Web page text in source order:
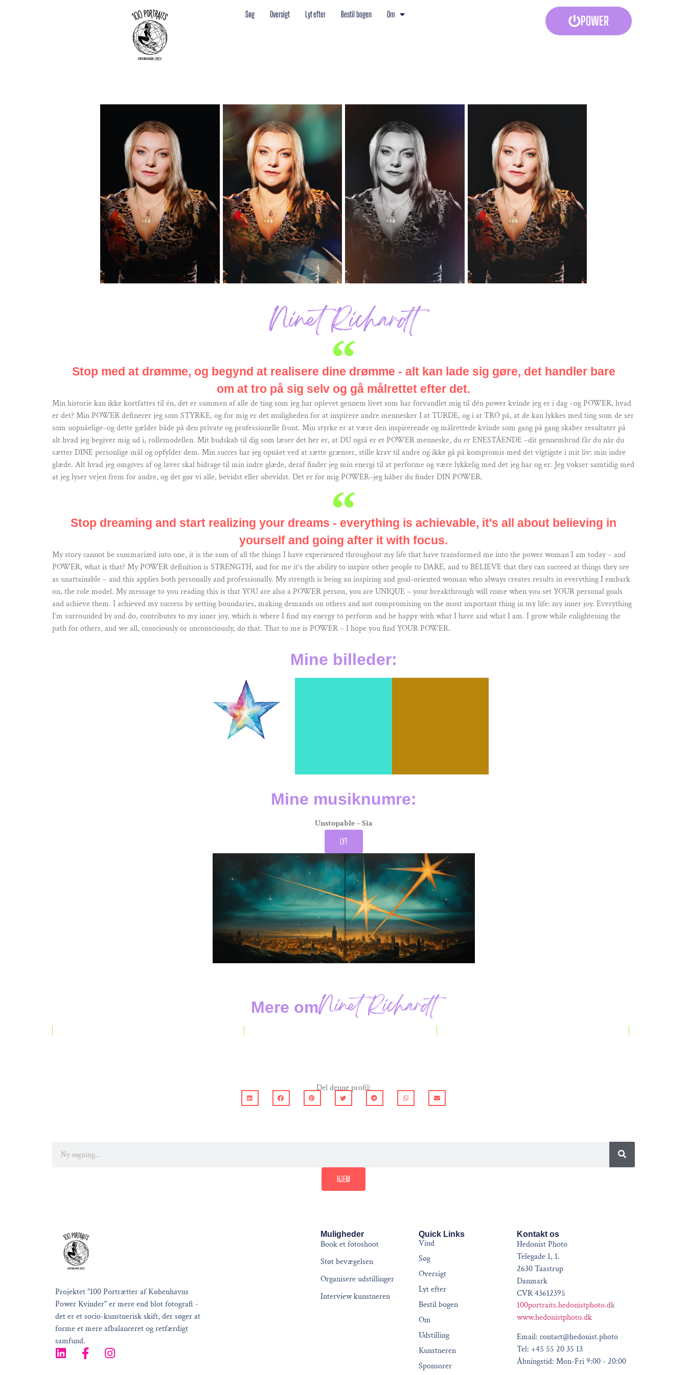
Søg Oversigt Lyt efter Bestil bogen Om POWER
Ninet Richardt
Stop med at drømme, og begynd at realisere dine drømme - alt kan lade sig gøre, det handler bare
om at tro på sig selv og gå målrettet efter det.
Min historie kan ikke kortfattes til én, det er summen af alle de ting som jeg har oplevet gennem livet som har forvandlet mig til dén power kvinde jeg er i dag –og POWER, hvad
er det? Min POWER definerer jeg som STYRKE, og for mig er det muligheden for at inspirere andre mennesker I at TURDE, og i at TRO på, at de kan lykkes med ting som de ser
som uopnåelige–og dette gælder både på den private og professionelle front. Min styrke er at være den inspirerende og målrettede kvinde som gang på gang skaber resultater på
alt hvad jeg begiver mig ud i, rollemodellen. Mit budskab til dig som læser det her er, at DU også er et POWER menneske, du er ENESTÅENDE –dit gennembrud får du når du
sætter DINE personlige mål og opfylder dem. Min succes har jeg opnået ved at sætte grænser, stille krav til andre og ikke gå på kompromis med det vigtigste i mit liv: min indre
glæde. Alt hvad jeg omgives af og laver skal bidrage til min indre glæde, deraf finder jeg min energi til at performe og være lykkelig med det jeg har og er. Jeg vokser samtidig med
at jeg lyser vejen frem for andre, og det gør vi alle, bevidst eller ubevidst. Det er for mig POWER–jeg håber du finder DIN POWER.
Stop dreaming and start realizing your dreams - everything is achievable, it's all about believing in
yourself and going after it with focus.
My story cannot be summarized into one, it is the sum of all the things I have experienced throughout my life that have transformed me into the power woman I am today – and
POWER, what is that? My POWER definition is STRENGTH, and for me it’s the ability to inspire other people to DARE, and to BELIEVE that they can succeed at things they see
as unattainable – and this applies both personally and professionally. My strength is being an inspiring and goal-oriented woman who always creates results in everything I embark
on, the role model. My message to you reading this is that YOU are also a POWER person, you are UNIQUE – your breakthrough will come when you set YOUR personal goals
and achieve them. I achieved my success by setting boundaries, making demands on others and not compromising on the most important thing in my life: my inner joy. Everything
I’m surrounded by and do, contributes to my inner joy, which is where I find my energy to perform and be happy with what I have and what I am. I grow while enlightening the
path for others, and we all, consciously or unconsciously, do that. That to me is POWER – I hope you find YOUR POWER.
Mine billeder:
Mine musiknumre:
Unstopable – Sia
LYT
Mere omNinet Richardt
Del denne profil:
HJEM
Projektet "100 Portrætter af Københavns
Power Kvinder" er mere end blot fotografi -
det er et socio-kunstnerisk skift, der søger at
forme et mere afbalanceret og retfærdigt
samfund.
Muligheder
Book et fotoshoot
Støt bevægelsen
Organisere udstillinger
Interview kunstneren
Quick Links
Vind
Søg
Oversigt
Lyt efter
Bestil bogen
Om
Udstilling
Kunstneren
Sponsorer
Kontakt os
Hedonist Photo
Telegade 1, 1.
2630 Taastrup
Danmark
CVR 43612395
100portraits.hedonistphoto.dk
www.hedonistphoto.dk
Email: contact@hedonist.photo
Tel: +45 55 20 35 13
Åbningstid: Mon-Fri 9:00 - 20:00